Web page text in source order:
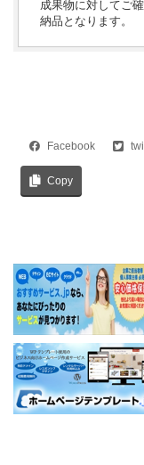
成果物に対してご
納品となります。
Facebook
Copy